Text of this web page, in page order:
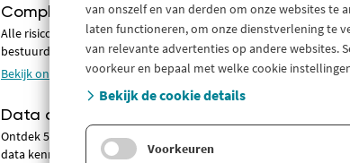
Compliance
Alle risico's in kaart van bedrijven en
bestuurders
Bekijk onze oplossingen
Data analyse & BI
Ontdek 500+ actuele en betrouwbare
data kenmerken
Zoek branche-
van onszelf en van derden om onze websites te
laten functioneren, om onze dienstverlening te
van relevante advertenties op andere websites.
voorkeur en bepaal met welke cookie
Bekijk de cookie details
Voorkeuren